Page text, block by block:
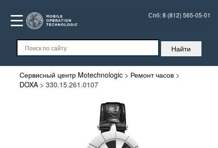
Спб:8 (812) 565-05-01
Сервисный центр Motechnologic > Ремонт часов >
DOXA > 330.15.261.0107